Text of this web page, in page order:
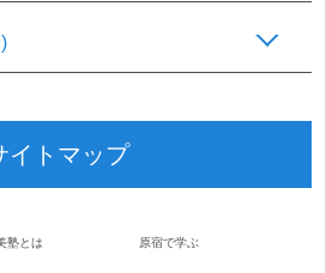
イトマップ
塾とは 原宿で学ぶ